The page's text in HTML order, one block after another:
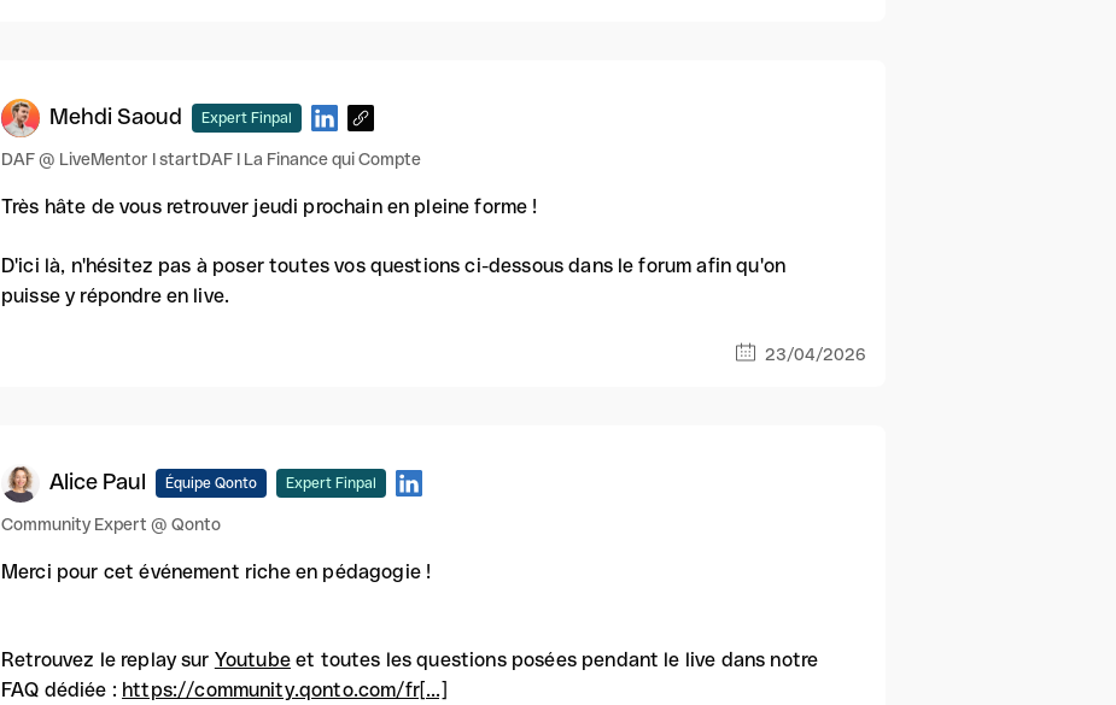
Mehdi Saoud Expert Finpal
DAF @ LiveMentor I startDAF I La Finance qui Compte
Très hâte de vous retrouver jeudi prochain en pleine forme !
D'ici là, n'hésitez pas à poser toutes vos questions ci-dessous dans le forum afin qu'on
puisse y répondre en live.
23/04/2026
Alice Paul Équipe Qonto Expert Finpal
Community Expert @ Qonto
Merci pour cet événement riche en pédagogie !
Retrouvez le replay sur Youtubeet toutes les questions posées pendant le live dans notre
FAQ dédiée : https://community.qonto.com/fr[...]